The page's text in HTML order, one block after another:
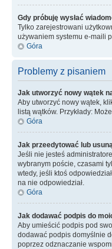
Gdy próbuję wysłać
Tylko zarejestrowani
używaniem systemu e-maili
Góra
Problemy z pisaniem
Jak utworzyć nowy wątek
Aby utworzyć nowy wątek,
listą wątków. Przykłady:
Góra
Jak przeedytować lub
Jeśli nie jesteś
wybranym poście, czasami
wtedy, jeśli ktoś
na nie odpowiedział.
Góra
Jak dodawać podpis do
Aby umieścić podpis pod
dodawać podpis domyślnie
poprzez odznaczanie